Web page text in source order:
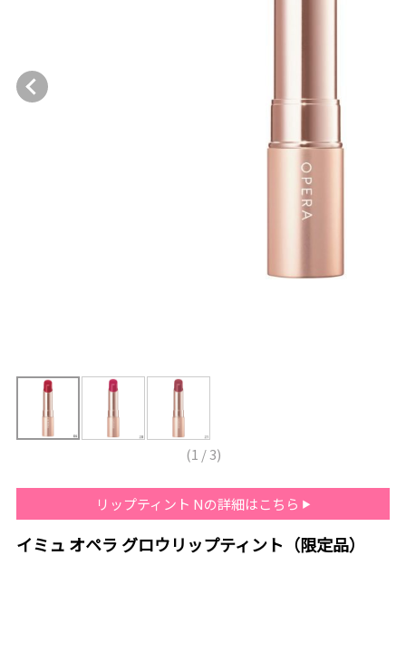
(1 /3)
リップティント Nの詳細はこちら
イミュ オペラ グロウリップティント（限定品）